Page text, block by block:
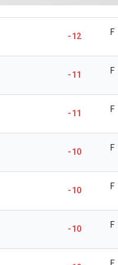
-12 F
-11 F
-11 F
-10 F
-10 F
-10 F
F